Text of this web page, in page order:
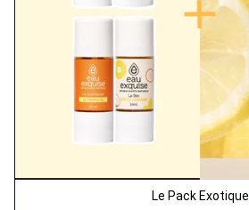
Le Pack Exotique